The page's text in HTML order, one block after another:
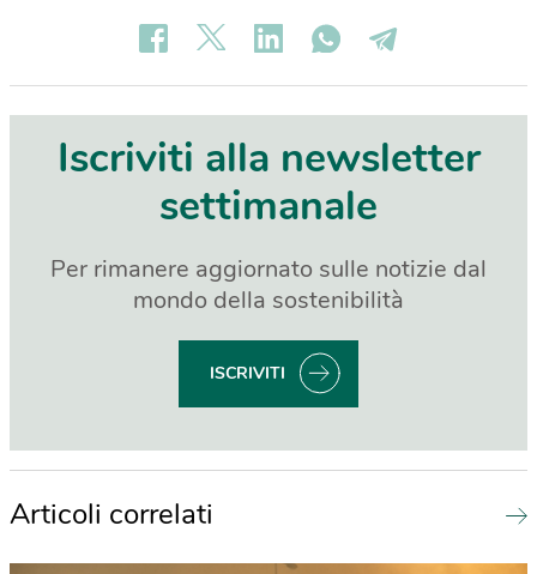
Iscriviti alla newsletter
settimanale
Per rimanere aggiornato sulle notizie dal
mondo della sostenibilità
ISCRIVITI
Articoli correlati